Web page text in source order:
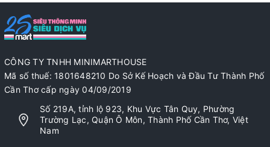
CÔNG TY TNHH MINIMARTHOUSE
Mã số thuế: 1801648210 Do Sở Kế Hoạch và Đầu Tư Thành Phố
Cần Thơ cấp ngày 04/09/2019
Số 219A, tỉnh lộ 923, Khu Vực Tân Quy, Phường
Trường Lạc, Quận Ô Môn, Thành Phố Cần Thơ, Việt
Nam